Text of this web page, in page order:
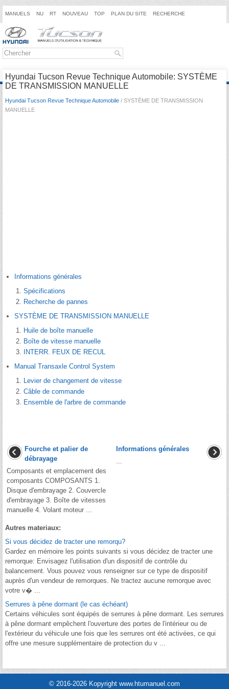
MANUELS NU RT NOUVEAU TOP PLAN DU SITE RECHERCHE
Hyundai Tucson Revue Technique Automobile: SYSTÈME
DE TRANSMISSION MANUELLE
Hyundai Tucson Revue Technique Automobile / SYSTÈME DE TRANSMISSION
MANUELLE
Informations générales
Spécifications
Recherche de pannes
SYSTÈME DE TRANSMISSION MANUELLE
Huile de boîte manuelle
Boîte de vitesse manuelle
INTERR. FEUX DE RECUL
Manual Transaxle Control System
Levier de changement de vitesse
Câble de commande
Ensemble de l'arbre de commande
Fourche et palier de
débrayage
Composants et emplacement des
composants COMPOSANTS 1.
Disque d'embrayage 2. Couvercle
d'embrayage 3. Boîte de vitesses
manuelle 4. Volant moteur ...
Informations générales
Autres materiaux:
Si vous décidez de tracter une remorqu?
Gardez en mémoire les points suivants si vous décidez de tracter une
remorque: Envisagez l'utilisation d'un dispositif de contrôle du
balancement. Vous pouvez vous renseigner sur ce type de dispositif
auprès d'un vendeur de remorques. Ne tractez aucune remorque avec
votre v� ...
Serrures à pêne dormant (le cas échéant)
Certains véhicules sont équipés de serrures à pêne dormant. Les serrures
à pêne dormant empêchent l'ouverture des portes de l'intérieur ou de
l'extérieur du véhicule une fois que les serrures ont été activées, ce qui
offre une mesure supplémentaire de protection du v ...
© 2016-2026 Kopyright www.htumanuel.com